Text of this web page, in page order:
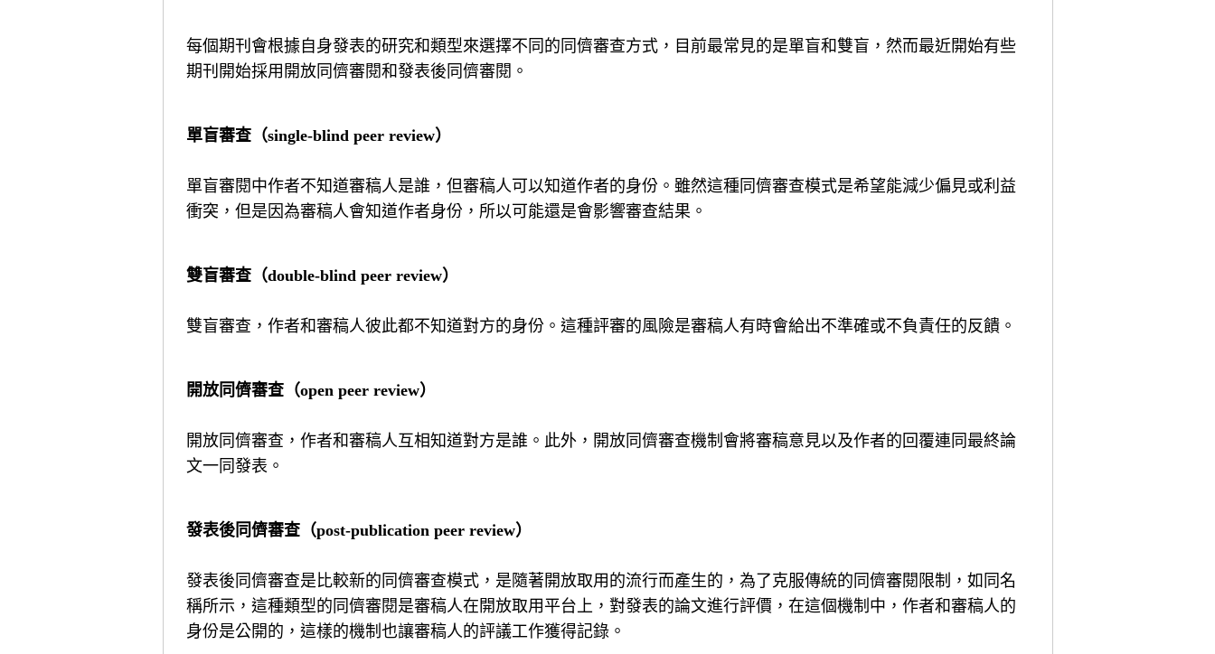
每個期刊會根據自身發表的研究和類型來選擇不同的同儕審查方式，目前最常見的是單盲和雙盲，然而最近開始有些
期刊開始採用開放同儕審閱和發表後同儕審閱。
單盲審查（single-blind peer review）
單盲審閱中作者不知道審稿人是誰，但審稿人可以知道作者的身份。雖然這種同儕審查模式是希望能減少偏見或利益
衝突，但是因為審稿人會知道作者身份，所以可能還是會影響審查結果。
雙盲審查（double-blind peer review）
雙盲審查，作者和審稿人彼此都不知道對方的身份。這種評審的風險是審稿人有時會給出不準確或不負責任的反饋。
開放同儕審查（open peer review）
開放同儕審查，作者和審稿人互相知道對方是誰。此外，開放同儕審查機制會將審稿意見以及作者的回覆連同最終論
文一同發表。
發表後同儕審查（post-publication peer review）
發表後同儕審查是比較新的同儕審查模式，是隨著開放取用的流行而產生的，為了克服傳統的同儕審閱限制，如同名
稱所示，這種類型的同儕審閱是審稿人在開放取用平台上，對發表的論文進行評價，在這個機制中，作者和審稿人的
身份是公開的，這樣的機制也讓審稿人的評議工作獲得記錄。